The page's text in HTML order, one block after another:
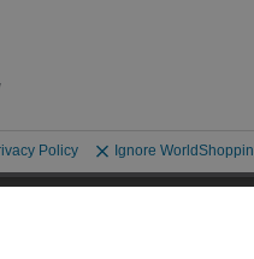
TORICO All Rights Reserved.